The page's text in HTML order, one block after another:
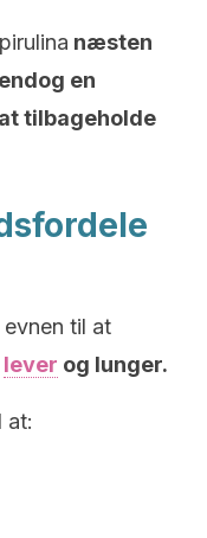
næsten
en
tilbageholde
til at
lever og lunger.
at: